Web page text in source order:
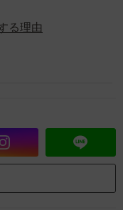
る理由